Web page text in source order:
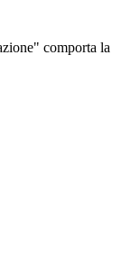
comporta la